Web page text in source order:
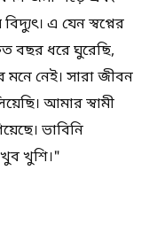
এ যেন স্বপ্নের
বছর ধরে ঘুরেছি,
নেই। সারা জীবন
আমার স্বামী
ভাবিনি
খুশি।"